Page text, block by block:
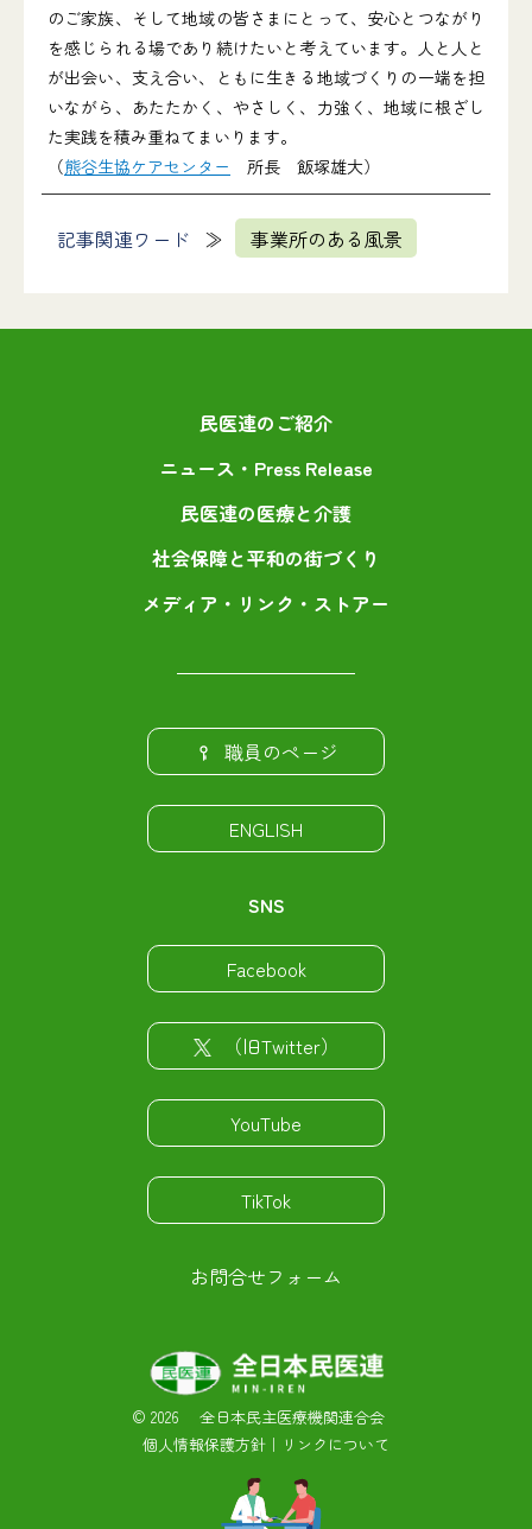
のご家族、そして地域の皆さまにとって、安心とつながり
を感じられる場であり続けたいと考えています。人と人と
が出会い、支え合い、ともに生きる地域づくりの一端を担
いながら、あたたかく、やさしく、力強く、地域に根ざし
た実践を積み重ねてまいります。
（熊谷生協ケアセンター 所長 飯塚雄大）
記事関連ワード 事業所のある風景
民医連のご紹介
ニュース・Press Release
民医連の医療と介護
社会保障と平和の街づくり
メディア・リンク・ストアー
職員のページ
ENGLISH
SNS
Facebook
（旧Twitter）
YouTube
TikTok
お問合せフォーム
© 2026 全日本民主医療機関連合会
個人情報保護方針 ｜ リンクについて